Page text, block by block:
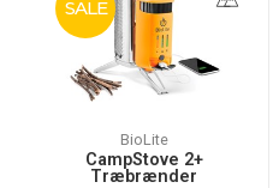
SALE
BioLite
CampStove 2+
Træbrænder